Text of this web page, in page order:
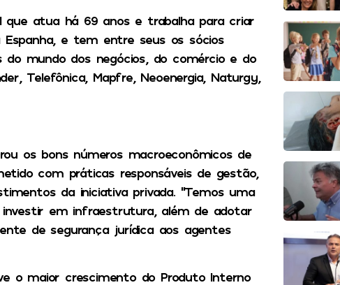
que atua há 69 anos e trabalha para criar
Espanha, e tem entre seus os sócios
mundo dos negócios, do comércio e do
Telefônica, Mapfre, Neoenergia, Naturgy,
os bons números macroeconômicos de
com práticas responsáveis de gestão,
da iniciativa privada. “Temos uma
em infraestrutura, além de adotar
de segurança jurídica aos agentes
o maior crescimento do Produto Interno